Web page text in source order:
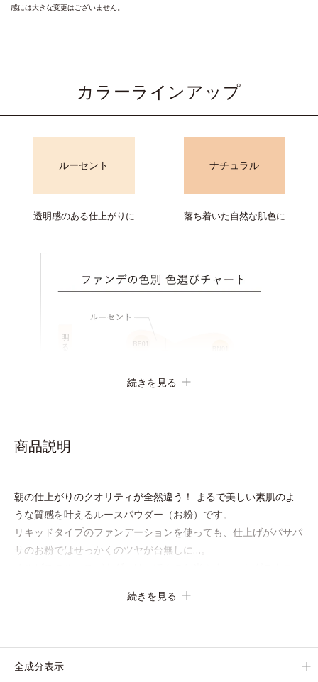
感には大きな変更はございません。
カラーラインアップ
ルーセント
透明感のある仕上がりに
ナチュラル
落ち着いた自然な肌色に
続きを見る
商品説明
朝の仕上がりのクオリティが全然違う！ まるで美しい素肌のよ
うな質感を叶えるルースパウダー（お粉）です。
リキッドタイプのファンデーションを使っても、仕上げがパサパ
サのお粉ではせっかくのツヤが台無しに…。
ふんわりと軽やかなサラツヤ肌へと、仕上がり質感を格上げしま
続きを見る
全成分表示